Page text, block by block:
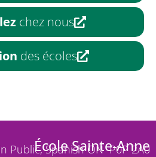
chez nous
des écoles
École Sainte-Anne
Public, Spanish ON P0P 2A0